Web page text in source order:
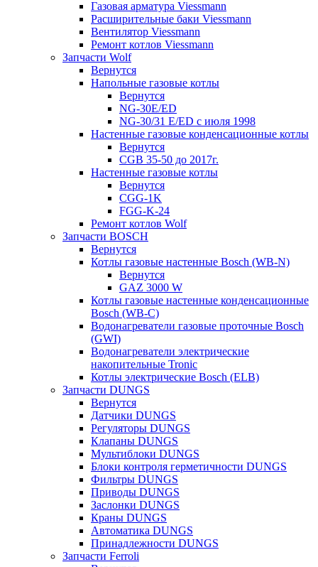
Газовая арматура Viessmann
Расширительные баки Viessmann
Вентилятор Viessmann
Ремонт котлов Viessmann
Запчасти Wolf
Вернутся
Напольные газовые котлы
Вернутся
NG-30E/ED
NG-30/31 E/ED с июля 1998
Настенные газовые конденсационные котлы
Вернутся
CGB 35-50 до 2017г.
Настенные газовые котлы
Вернутся
CGG-1K
FGG-K-24
Ремонт котлов Wolf
Запчасти BOSCH
Вернутся
Котлы газовые настенные Bosch (WB-N)
Вернутся
GAZ 3000 W
Котлы газовые настенные конденсационные
Bosch (WB-C)
Водонагреватели газовые проточные Bosch
(GWI)
Водонагреватели электрические
накопительные Tronic
Котлы электрические Bosch (ELB)
Запчасти DUNGS
Вернутся
Датчики DUNGS
Регуляторы DUNGS
Клапаны DUNGS
Мультиблоки DUNGS
Блоки контроля герметичности DUNGS
Фильтры DUNGS
Приводы DUNGS
Заслонки DUNGS
Краны DUNGS
Автоматика DUNGS
Принадлежности DUNGS
Запчасти Ferroli